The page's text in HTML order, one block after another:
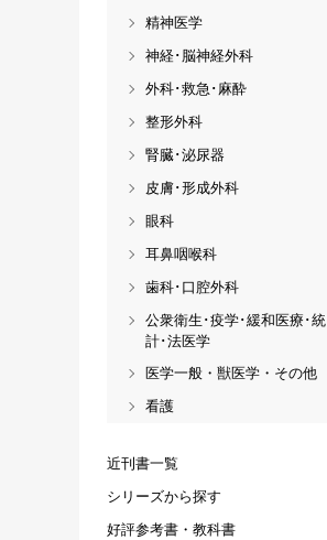
精神医学
神経･脳神経外科
外科･救急･麻酔
整形外科
腎臓･泌尿器
皮膚･形成外科
眼科
耳鼻咽喉科
歯科･口腔外科
公衆衛生･疫学･緩和医療･統
計･法医学
医学一般・獣医学・その他
看護
近刊書一覧
シリーズから探す
好評参考書・教科書